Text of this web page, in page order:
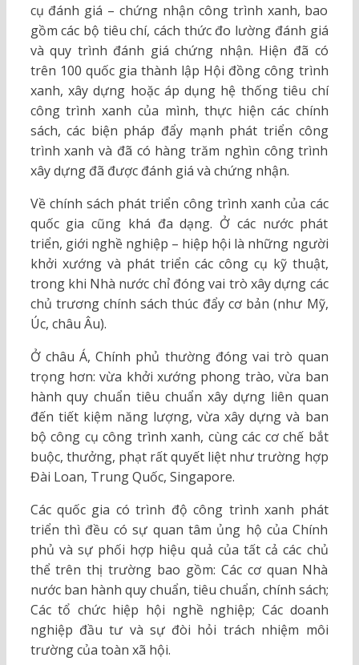
cụ đánh giá – chứng nhận công trình xanh, bao
gồm các bộ tiêu chí, cách thức đo lường đánh giá
và quy trình đánh giá chứng nhận. Hiện đã có
trên 100 quốc gia thành lập Hội đồng công trình
xanh, xây dựng hoặc áp dụng hệ thống tiêu chí
công trình xanh của mình, thực hiện các chính
sách, các biện pháp đẩy mạnh phát triển công
trình xanh và đã có hàng trăm nghìn công trình
xây dựng đã được đánh giá và chứng nhận.
Về chính sách phát triển công trình xanh của các
quốc gia cũng khá đa dạng. Ở các nước phát
triển, giới nghề nghiệp – hiệp hội là những người
khởi xướng và phát triển các công cụ kỹ thuật,
trong khi Nhà nước chỉ đóng vai trò xây dựng các
chủ trương chính sách thúc đẩy cơ bản (như Mỹ,
Úc, châu Âu).
Ở châu Á, Chính phủ thường đóng vai trò quan
trọng hơn: vừa khởi xướng phong trào, vừa ban
hành quy chuẩn tiêu chuẩn xây dựng liên quan
đến tiết kiệm năng lượng, vừa xây dựng và ban
bộ công cụ công trình xanh, cùng các cơ chế bắt
buộc, thưởng, phạt rất quyết liệt như trường hợp
Đài Loan, Trung Quốc, Singapore.
Các quốc gia có trình độ công trình xanh phát
triển thì đều có sự quan tâm ủng hộ của Chính
phủ và sự phối hợp hiệu quả của tất cả các chủ
thể trên thị trường bao gồm: Các cơ quan Nhà
nước ban hành quy chuẩn, tiêu chuẩn, chính sách;
Các tổ chức hiệp hội nghề nghiệp; Các doanh
nghiệp đầu tư và sự đòi hỏi trách nhiệm môi
trường của toàn xã hội.